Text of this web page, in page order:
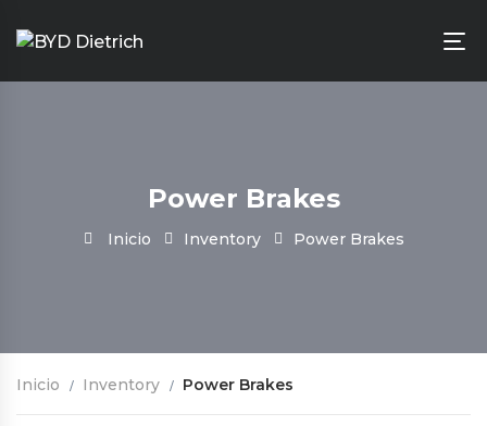
Power Brakes
Inicio Inventory Power Brakes
Inicio Inventory Power Brakes